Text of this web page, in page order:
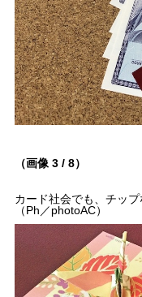
（画像 3 / 8）
カード社会でも、チッ
（Ph／photoAC）